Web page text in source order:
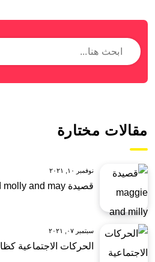
مقالات مختارة
نوفمبر ١٠, ٢٠٢١
قصيدة maggie and milly and molly and may
سبتمبر ٠٧, ٢٠٢١
الحركات الاجتماعية